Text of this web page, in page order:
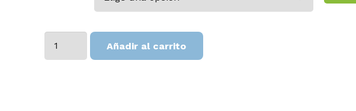
cantidad
Añadir al carrito